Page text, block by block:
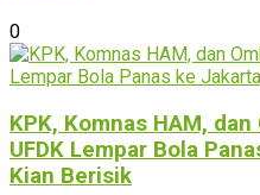
0
KPK, Komnas HAM,
UFDK Lempar Bola
Kian Berisik